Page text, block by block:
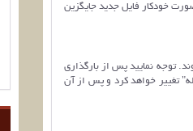
خودکار فایل جدید جایگزین
توجه نمایید پس از بارگذاری
تغییر خواهد کرد و پس از آن